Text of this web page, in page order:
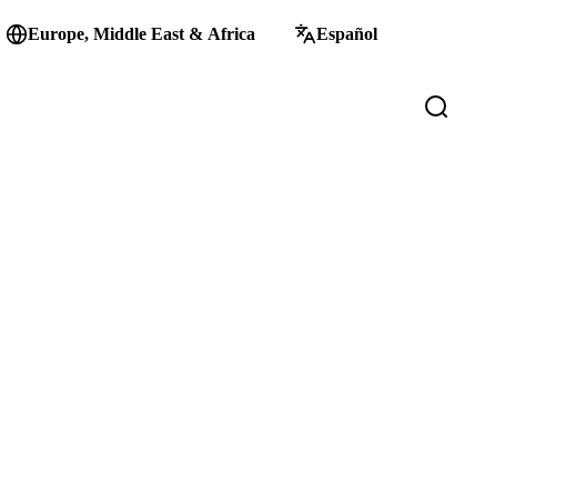
Europe, Middle East & Africa Español